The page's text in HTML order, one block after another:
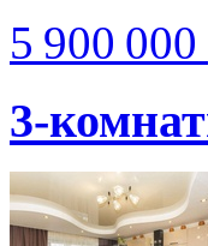
5 900 000
3-